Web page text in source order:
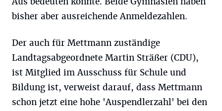
bisher aber ausreichende Anmeldezahlen.
Der auch für Mettmann zuständige
Landtagsabgeordnete Martin Sträßer (CDU),
ist Mitglied im Ausschuss für Schule und
Bildung ist, verweist darauf, dass Mettmann
schon jetzt eine hohe 'Auspendlerzahl' bei den